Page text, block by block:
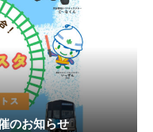
のお知らせ